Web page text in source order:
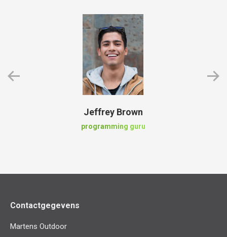
Jeffrey Brown
programming guru
Contactgegevens
Martens Outdoor